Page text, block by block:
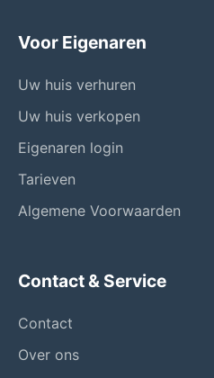
Voor Eigenaren
Uw huis verhuren
Uw huis verkopen
Eigenaren login
Tarieven
Algemene Voorwaarden
Contact & Service
Contact
Over ons